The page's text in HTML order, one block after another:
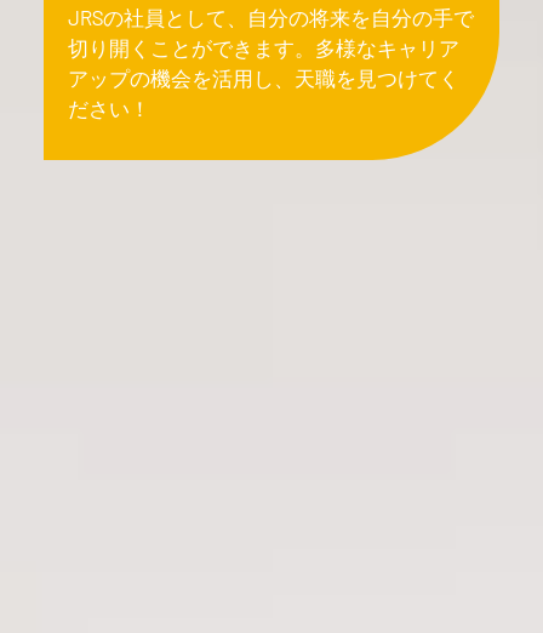
JRSの社員として、自分の将来を自分の手で
切り開くことができます。多様なキャリア
アップの機会を活用し、天職を見つけてく
ださい！